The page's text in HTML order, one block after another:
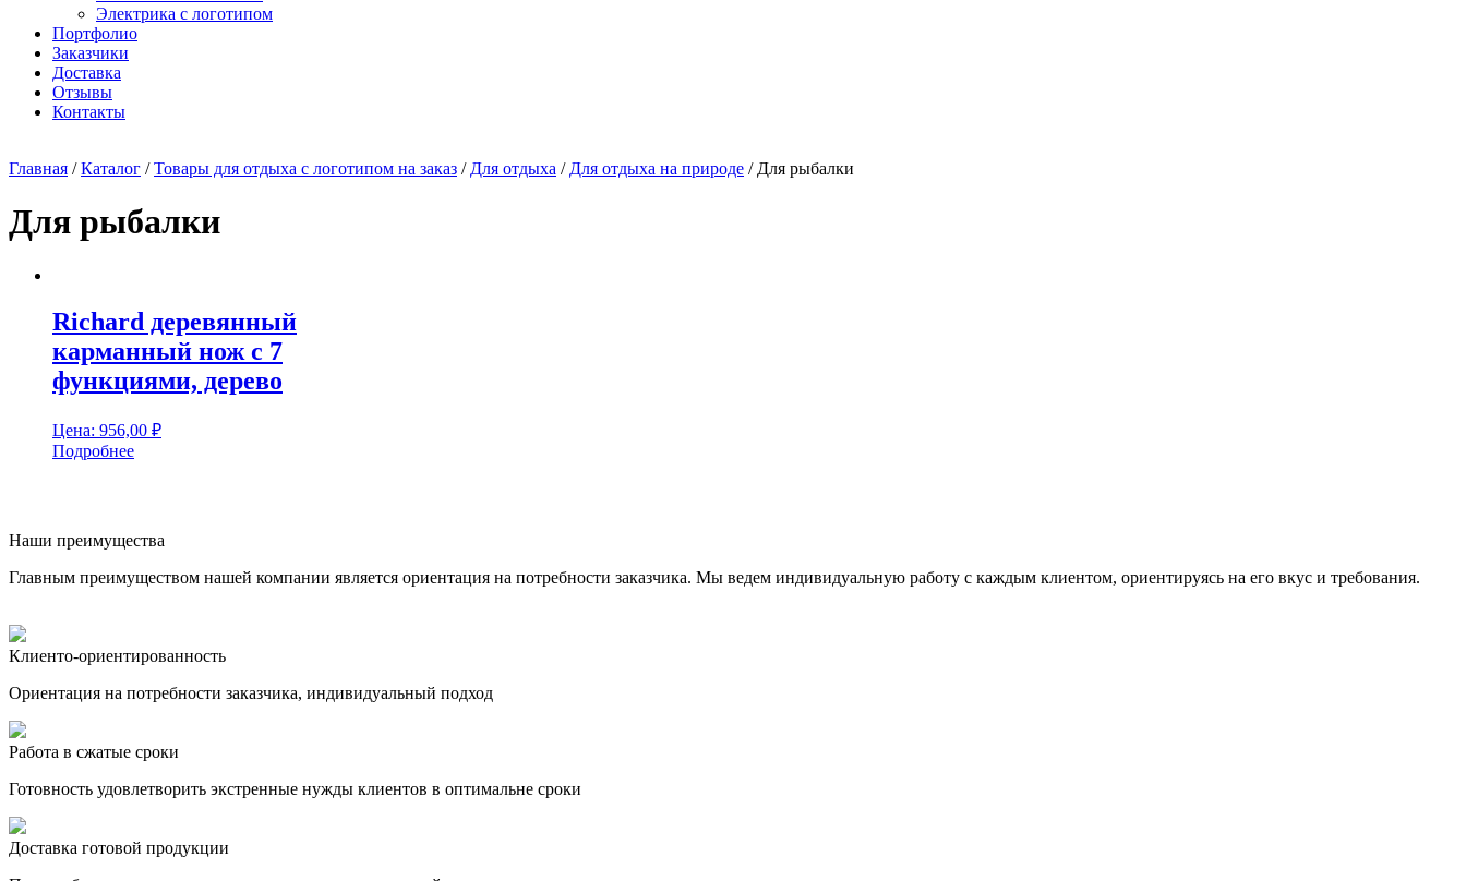
Электрика с логотипом
Портфолио
Заказчики
Доставка
Отзывы
Контакты
Главная /Каталог /Товары для отдыха с логотипом на заказ / Для отдыха / Для отдыха на природе / Для рыбалки
Для рыбалки
Richard деревянный
карманный нож с 7
функциями, дерево
Цена: 956,00 ₽
Подробнее
Наши преимущества
Главным преимуществом нашей компании является ориентация на потребности заказчика. Мы ведем индивидуальную работу с каждым клиентом, ориентируясь на его вкус и требования.
Клиенто-ориентированность
Ориентация на потребности заказчика, индивидуальный подход
Работа в сжатые сроки
Готовность удовлетворить экстренные нужды клиентов в оптимальне сроки
Доставка готовой продукции